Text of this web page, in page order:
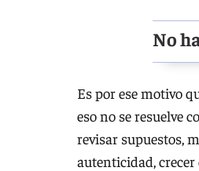
No
Es por ese motivo
eso no se resuelve
revisar supuestos,
autenticidad,